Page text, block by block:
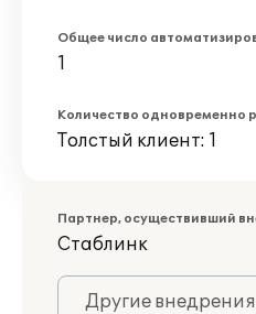
Общее число
1
Количество одновременно
Толстый клиент: 1
Партнер, осуществивший
Стаблинк
Другие